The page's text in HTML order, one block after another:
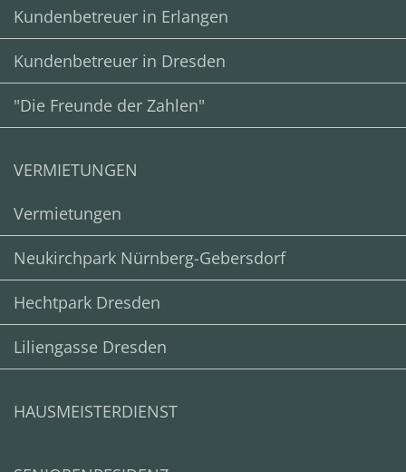
Kundenbetreuer in Erlangen
Kundenbetreuer in Dresden
"Die Freunde der Zahlen"
VERMIETUNGEN
Vermietungen
Neukirchpark Nürnberg-Gebersdorf
Hechtpark Dresden
Liliengasse Dresden
HAUSMEISTERDIENST